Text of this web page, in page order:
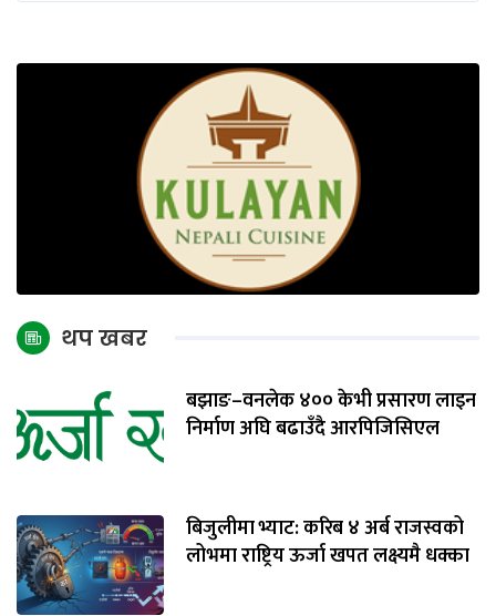
थप खबर
बझाङ–वनलेक ४०० केभी प्रसारण लाइन
निर्माण अघि बढाउँदै आरपिजिसिएल
बिजुलीमा भ्याट: करिब ४ अर्ब राजस्वको
लोभमा राष्ट्रिय ऊर्जा खपत लक्ष्यमै धक्का